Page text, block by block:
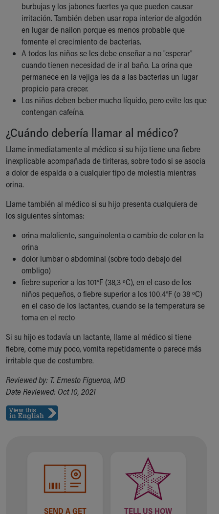
burbujas y los jabones fuertes ya que pueden causar
irritación. También deben usar ropa interior de algodón
en lugar de nailon porque es menos probable que
fomente el crecimiento de bacterias.
A todos los niños se les debe enseñar a no "esperar"
cuando tienen necesidad de ir al baño. La orina que
permanece en la vejiga les da a las bacterias un lugar
propicio para crecer.
Los niños deben beber mucho líquido, pero evite los que
contengan cafeína.
¿Cuándo debería llamar al médico?
Llame inmediatamente al médico si su hijo tiene una fiebre
inexplicable acompañada de tiriteras, sobre todo si se asocia
a dolor de espalda o a cualquier tipo de molestia mientras
orina.
Llame también al médico si su hijo presenta cualquiera de
los siguientes síntomas:
orina maloliente, sanguinolenta o cambio de color en la
orina
dolor lumbar o abdominal (sobre todo debajo del
ombligo)
fiebre superior a los 101°F (38,3 ºC), en el caso de los
niños pequeños, o fiebre superior a los 100.4°F (o 38 ºC)
en el caso de los lactantes, cuando se la temperatura se
toma en el recto
Si su hijo es todavía un lactante, llame al médico si tiene
fiebre, come muy poco, vomita repetidamente o parece más
irritable que de costumbre.
Reviewed by: T. Ernesto Figueroa, MD
Date Reviewed: Oct 10, 2021
SEND A GET
TELL US HOW